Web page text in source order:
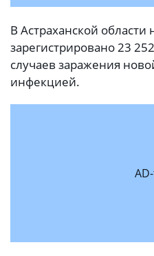
В Астраханской области
зарегистрировано 23
случаев заражения
инфекцией.